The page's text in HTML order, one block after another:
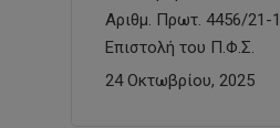
Αριθμ. Πρωτ. 4456/21-
Επιστολή του Π.Φ.Σ.
24 Οκτωβρίου, 2025